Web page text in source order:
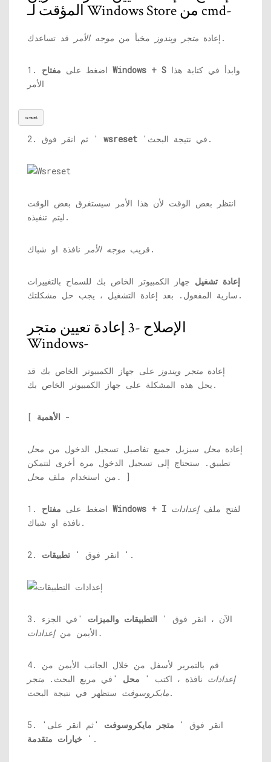
المؤقت لـ Windows Store من cmd-
إعادة متجر ويندوز مخبأ من موجه الأمر قد تساعدك.
1. اضغط على مفتاح Windows + S
الأمر
wsreset
2. ثم انقر فوق ' wsreset 'في نتيجة البحث.
انتظر بعض الوقت لأن هذا الأمر سيستغرق بعض الوقت
ليتم تنفيذه.
قريب موجه الأمر نافذة او شباك.
إعادة تشغيل جهاز الكمبيوتر الخاص بك للسماح بالتغييرات
سارية المفعول. بعد إعادة التشغيل ، يجب حل مشكلتك.
الإصلاح -3 إعادة تعيين متجر
Windows-
إعادة متجر ويندوز
على جهاز الكمبيوتر الخاص بك قد
يحل هذه المشكلة على جهاز الكمبيوتر الخاص بك.
[ الأهمية -
إعادة محل سيزيل جميع تفاصيل تسجيل الدخول من محل
تطبيق. ستحتاج إلى تسجيل الدخول مرة أخرى لتتمكن
من استخدام ملف محل. ]
1. اضغط على مفتاح Windows + I لفتح ملفإعدادات
نافذة او شباك.
2. انقر فوق ' تطبيقات '.
3. الآن ، انقر فوق ' التطبيقات والميزات 'في الجزء
الأيمن من إعدادات.
4. قم بالتمرير لأسفل من خلال الجانب الأيمن من
إعدادات نافذة ، اكتب ' محل 'في مربع البحث. متجر
مايكروسوفتستظهر في نتيجة البحث.
5. انقر فوق ' متجر مايكروسوفت 'ثم انقر على'
خيارات متقدمة '.